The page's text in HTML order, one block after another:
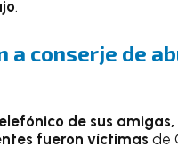
.
a conserje de
de sus amigas,
fueron víctimas de